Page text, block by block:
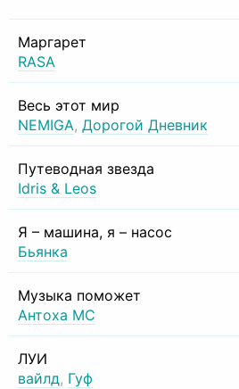
Маргарет
RASA
Весь этот мир
NEMIGA, Дорогой Дневник
Путеводная звезда
Idris & Leos
Я – машина, я – насос
Бьянка
Музыка поможет
Антоха МС
ЛУИ
вайлд, Гуф